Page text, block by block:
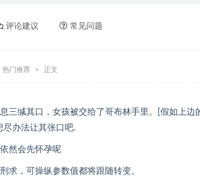
评论建议 常见问题
热门推荐 正文
三缄其口，女孩被交给了哥布林手里。[假如上
尽办法让其张口吧.
然会先怀孕呢
求，可操纵参数值都将跟随转变。